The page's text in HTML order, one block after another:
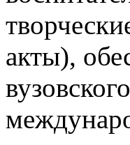
акты),